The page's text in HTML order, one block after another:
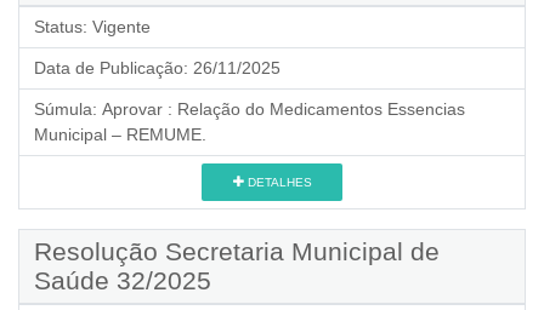
Status: Vigente
Data de Publicação: 26/11/2025
Súmula: Aprovar : Relação do Medicamentos Essencias
Municipal – REMUME.
DETALHES
Resolução Secretaria Municipal de
Saúde 32/2025